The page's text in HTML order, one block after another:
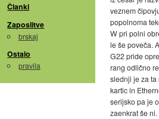
Članki
Zaposlitve
brskaj
Ostalo
pravila
veznem
popolnoma
W pri polni
le še poveča.
G22 pride
rang odlično
slednji je za ta
kartic in
serijsko pa je
zaenkrat še ni.